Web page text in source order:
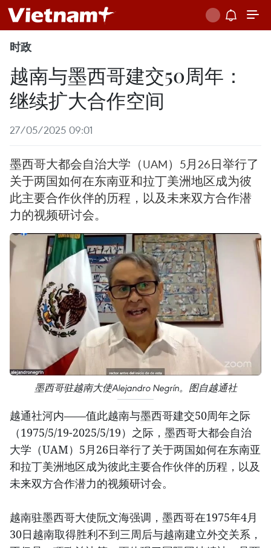
时政
越南与墨西哥建交50周年：
继续扩大合作空间
27/05/2025 09:01
墨西哥大都会自治大学（UAM）5月26日举行了
关于两国如何在东南亚和拉丁美洲地区成为彼
此主要合作伙伴的历程，以及未来双方合作潜
力的视频研讨会。
墨西哥驻越南大使Alejandro Negrín。图自越通社
越通社河内——值此越南与墨西哥建交50周年之际
（1975/5/19-2025/5/19）之际，墨西哥大都会自治
大学（UAM）5月26日举行了关于两国如何在东南亚
和拉丁美洲地区成为彼此主要合作伙伴的历程，以及
未来双方合作潜力的视频研讨会。
越南驻墨西哥大使阮文海强调，墨西哥在1975年4月
30日越南取得胜利不到三周后与越南建立外交关系，